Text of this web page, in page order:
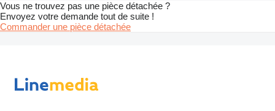
Vous ne trouvez pas une pièce détachée ?
Envoyez votre demande tout de suite !
Commander une pièce détachée